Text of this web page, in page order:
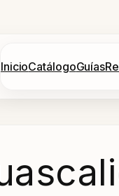
InicioCatálogoGuías